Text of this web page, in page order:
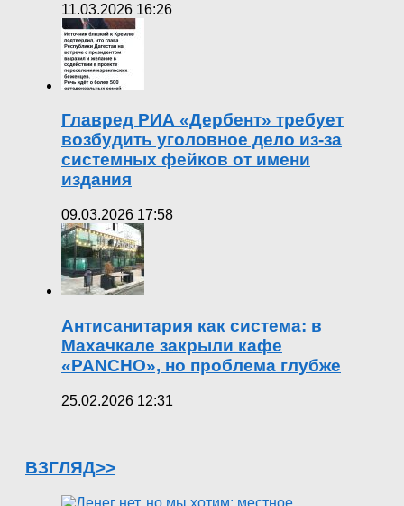
11.03.2026 16:26
Главред РИА «Дербент» требует
возбудить уголовное дело из-за
системных фейков от имени
издания
09.03.2026 17:58
Антисанитария как система: в
Махачкале закрыли кафе
«PANCHO», но проблема глубже
25.02.2026 12:31
ВЗГЛЯД>>